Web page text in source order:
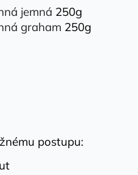
jemná 250g
graham 250g
postupu: